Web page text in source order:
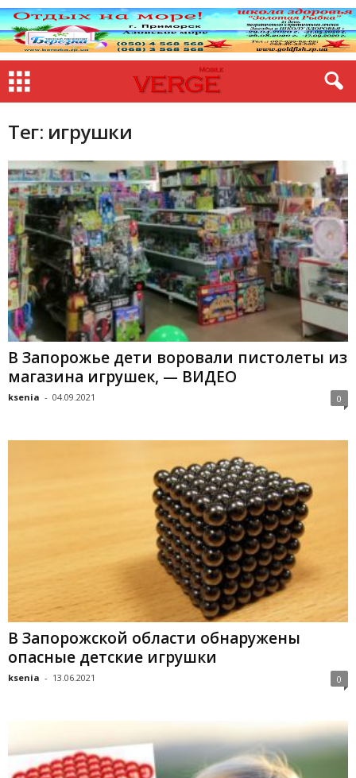
Тег: игрушки
В Запорожье дети воровали пистолеты из
магазина игрушек, — ВИДЕО
ksenia - 04.09.2021 0
В Запорожской области обнаружены
опасные детские игрушки
ksenia - 13.06.2021 0